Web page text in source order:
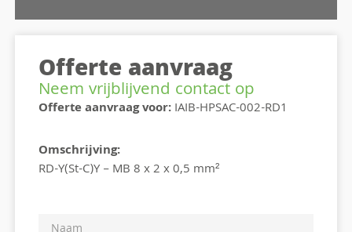
Offerte aanvraag
Neem vrijblijvend contact op
Offerte aanvraag voor:IAIB-HPSAC-002-RD1
Omschrijving:
RD-Y(St-C)Y – MB 8 x 2 x 0,5 mm²